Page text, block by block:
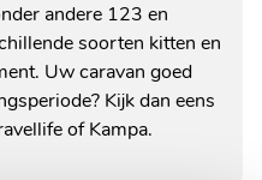
andere 123 en
soorten kitten en
Uw caravan goed
Kijk dan eens
of Kampa.